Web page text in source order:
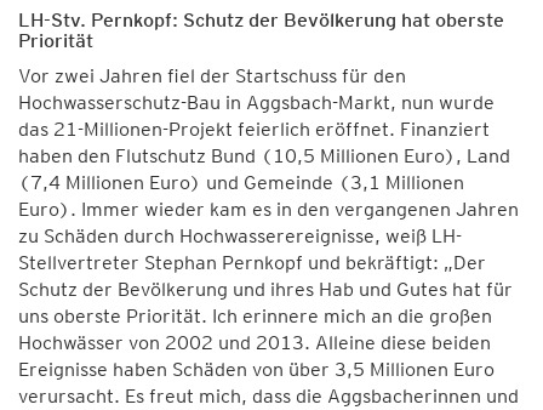
LH-Stv. Pernkopf: Schutz der Bevölkerung hat oberste
Priorität
Vor zwei Jahren fiel der Startschuss für den
Hochwasserschutz-Bau in Aggsbach-Markt, nun wurde
das 21-Millionen-Projekt feierlich eröffnet. Finanziert
haben den Flutschutz Bund (10,5 Millionen Euro), Land
(7,4 Millionen Euro) und Gemeinde (3,1 Millionen
Euro). Immer wieder kam es in den vergangenen Jahren
zu Schäden durch Hochwasserereignisse, weiß LH-
Stellvertreter Stephan Pernkopf und bekräftigt: „Der
Schutz der Bevölkerung und ihres Hab und Gutes hat für
uns oberste Priorität. Ich erinnere mich an die großen
Hochwässer von 2002 und 2013. Alleine diese beiden
Ereignisse haben Schäden von über 3,5 Millionen Euro
verursacht. Es freut mich, dass die Aggsbacherinnen und